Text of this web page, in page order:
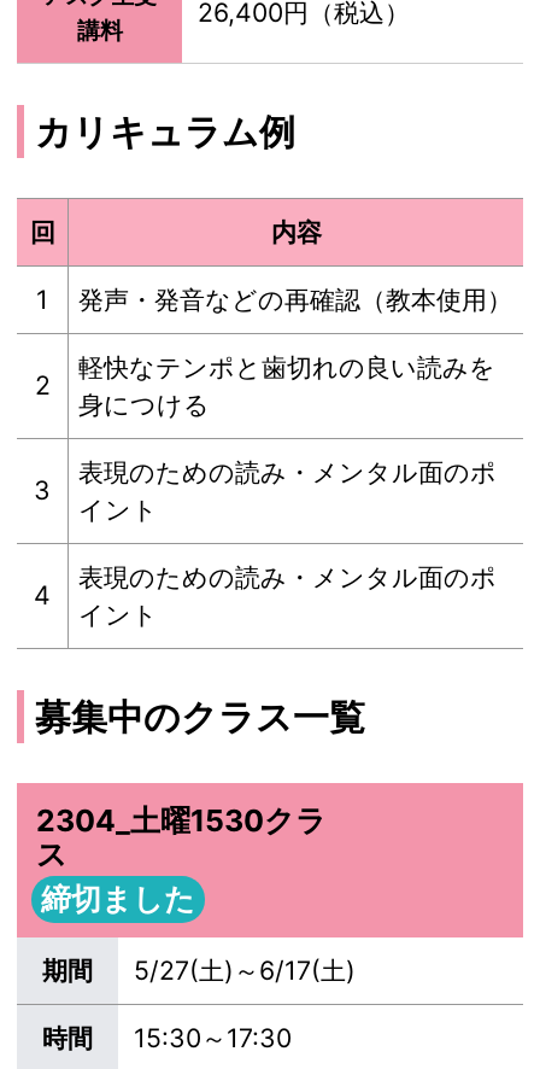
講料
26,400円（税込）
カリキュラム例
回 内容
1 発声・発音などの再確認（教本使用）
2
軽快なテンポと歯切れの良い読みを
身につける
3
表現のための読み・メンタル面のポ
イント
4
表現のための読み・メンタル面のポ
イント
募集中のクラス一覧
2304_土曜1530クラ
ス
締切ました
期間 5/27(土)～6/17(土)
時間 15:30～17:30